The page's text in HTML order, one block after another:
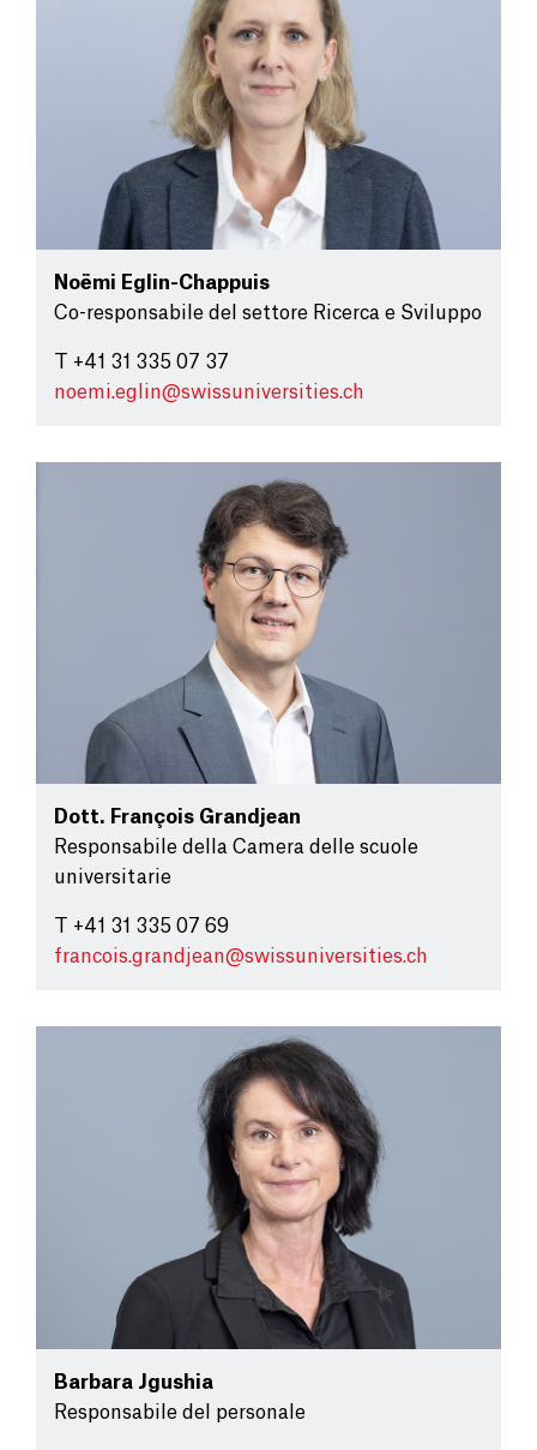
Noëmi Eglin-Chappuis
Co-responsabile del settore Ricerca e Sviluppo
T +41 31 335 07 37
noemi.eglin@swissuniversities.ch
Dott. François Grandjean
Responsabile della Camera delle scuole
universitarie
T +41 31 335 07 69
francois.grandjean@swissuniversities.ch
Barbara Jgushia
Responsabile del personale